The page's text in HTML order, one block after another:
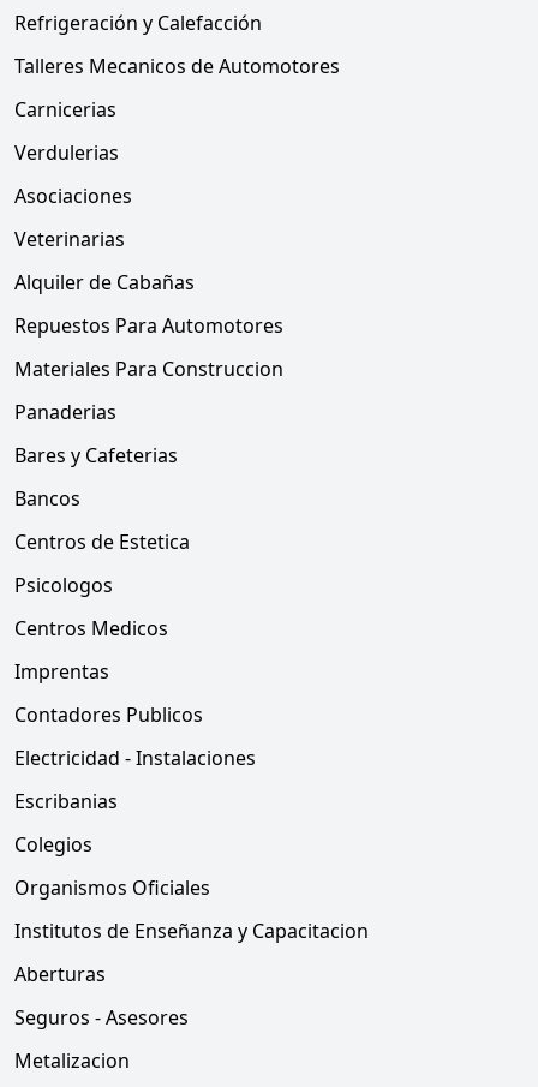
Refrigeración y Calefacción
Talleres Mecanicos de Automotores
Carnicerias
Verdulerias
Asociaciones
Veterinarias
Alquiler de Cabañas
Repuestos Para Automotores
Materiales Para Construccion
Panaderias
Bares y Cafeterias
Bancos
Centros de Estetica
Psicologos
Centros Medicos
Imprentas
Contadores Publicos
Electricidad - Instalaciones
Escribanias
Colegios
Organismos Oficiales
Institutos de Enseñanza y Capacitacion
Aberturas
Seguros - Asesores
Metalizacion